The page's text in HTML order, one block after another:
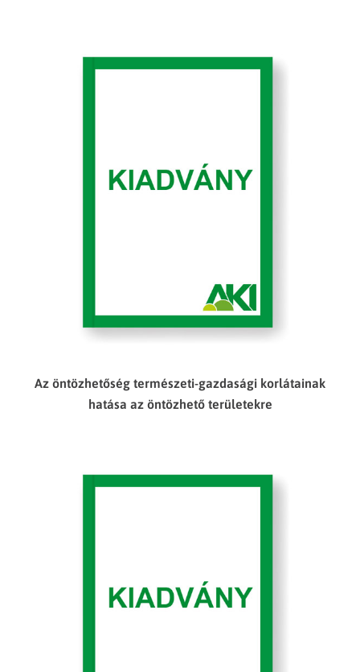
Az öntözhetőség természeti-gazdasági korlátainak
hatása az öntözhető területekre